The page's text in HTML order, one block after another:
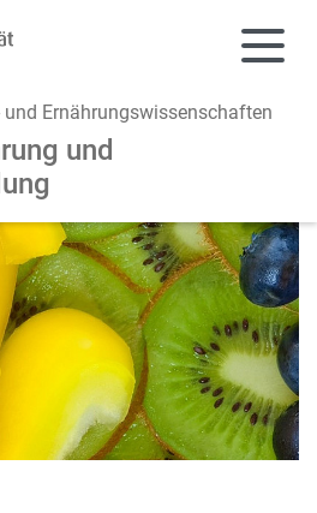
Ernährungswissenschaften
und